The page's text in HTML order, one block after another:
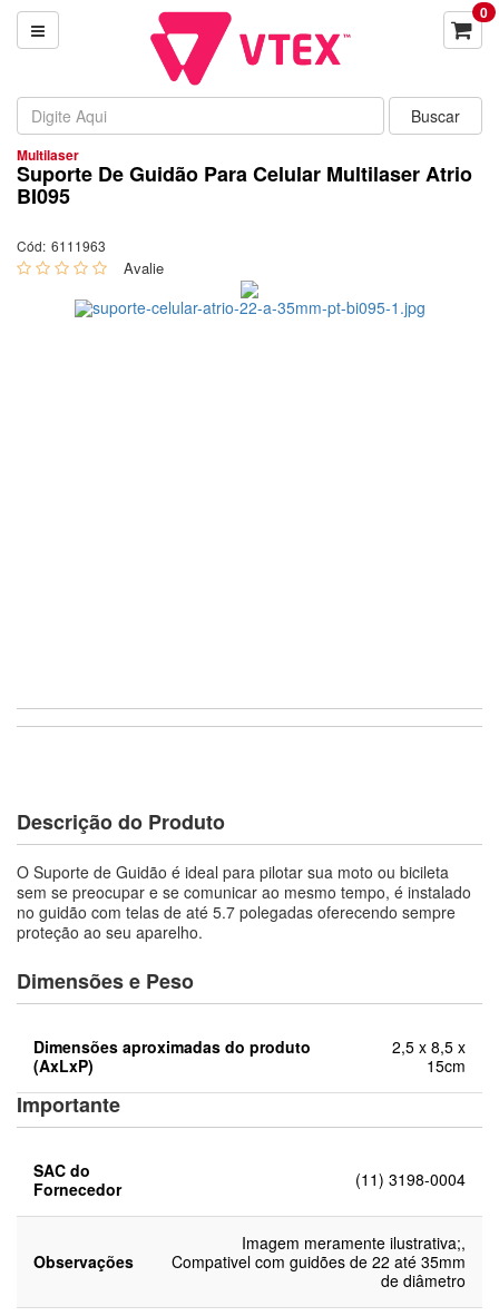
0
Multilaser
Suporte De Guidão Para Celular Multilaser Atrio
BI095
Cód: 6111963
Descrição do Produto
O Suporte de Guidão é ideal para pilotar sua moto ou bicileta
sem se preocupar e se comunicar ao mesmo tempo, é instalado
no guidão com telas de até 5.7 polegadas oferecendo sempre
proteção ao seu aparelho.
Dimensões e Peso
Dimensões aproximadas do produto
(AxLxP)
2,5 x 8,5 x
15cm
Importante
SAC do
Fornecedor
(11) 3198-0004
Observações
Imagem meramente ilustrativa;,
Compativel com guidões de 22 até 35mm
de diâmetro